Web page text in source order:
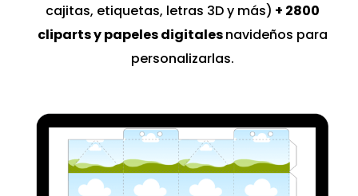
cajitas, etiquetas, letras 3D y más) + 2800
cliparts y papeles digitalesnavideños para
personalizarlas.